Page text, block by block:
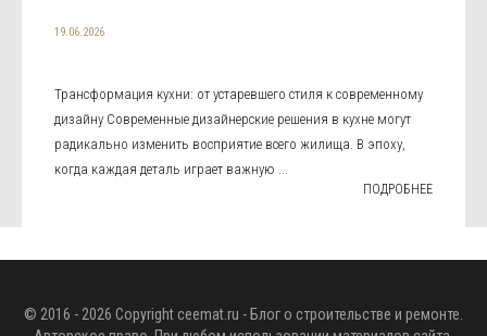
19.06.2026
Трансформация кухни: от устаревшего стиля к современному
дизайну Современные дизайнерские решения в кухне могут
радикально изменить восприятие всего жилища. В эпоху,
когда каждая деталь играет важную ...
ПОДРОБНЕЕ
© 2016 - 2026 Copyright ceemat.ru - Блог о строительстве и ремонте.